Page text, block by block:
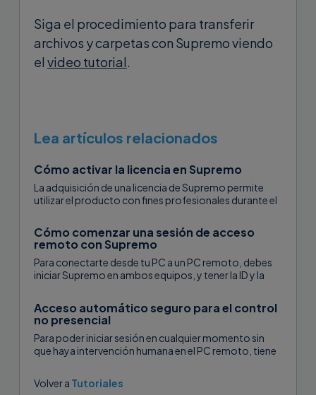
Siga el procedimiento para transferir
archivos y carpetas con Supremo viendo
el video tutorial.
Lea artículos relacionados
Cómo activar la licencia en Supremo
La adquisición de una licencia de Supremo permite
utilizar el producto con fines profesionales durante el
controlar simultáneamente...
Cómo comenzar una sesión de acceso
remoto con Supremo
Para conectarte desde tu PC a un PC remoto, debes
iniciar Supremo en ambos equipos, y tener la ID y la
automáticamente desde...
Acceso automático seguro para el control
no presencial
Para poder iniciar sesión en cualquier momento sin
que haya intervención humana en el PC remoto, tiene
Volver a Tutoriales